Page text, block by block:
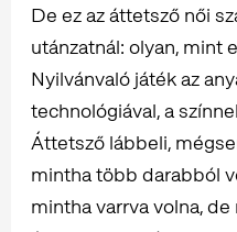
De ez az áttetsző női
utánzatnál: olyan, mint
Nyilvánvaló játék az
technológiával, a
Áttetsző lábbeli,
mintha több darabból
mintha varrva volna,